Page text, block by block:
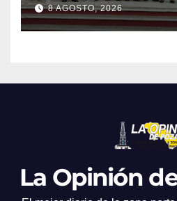
8 AGOSTO, 2026
La Opinión